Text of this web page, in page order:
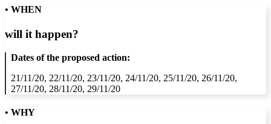
• WHEN
will it happen?
Dates of the proposed action:
21/11/20, 22/11/20, 23/11/20, 24/11/20, 25/11/20, 26/11/20,
27/11/20, 28/11/20, 29/11/20
• WHY